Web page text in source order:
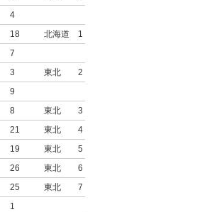
4
18 北海道
1
7
3 東北
2
9
8 東北
3
21 東北
4
19 東北
5
26 東北
6
25 東北
7
1